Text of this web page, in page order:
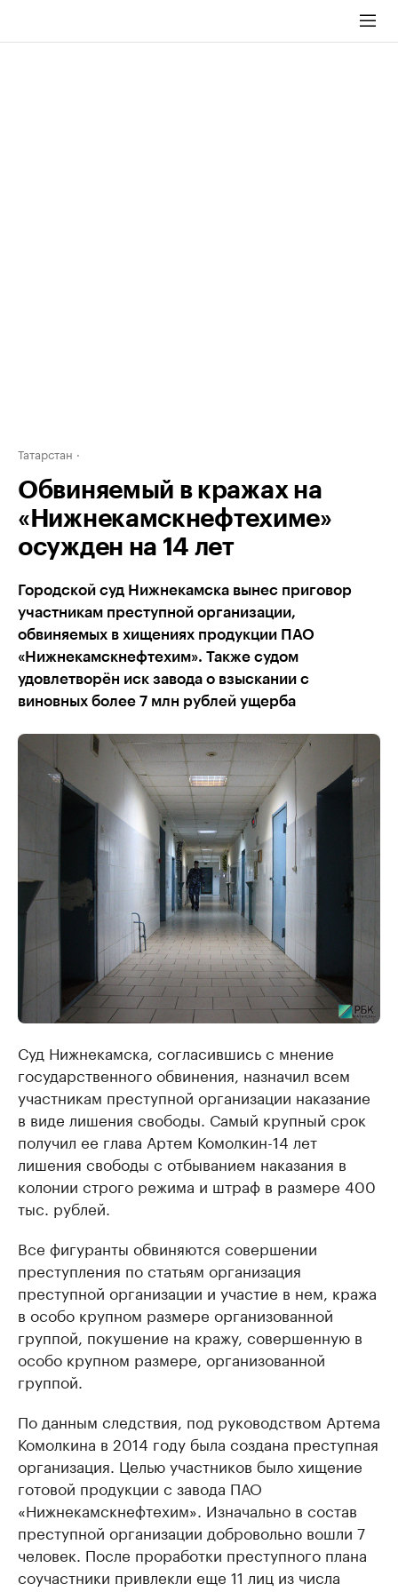
Татарстан
Обвиняемый в кражах на
«Нижнекамскнефтехиме»
осужден на 14 лет
Городской суд Нижнекамска вынес приговор
участникам преступной организации,
обвиняемых в хищениях продукции ПАО
«Нижнекамскнефтехим». Также судом
удовлетворён иск завода о взыскании с
виновных более 7 млн рублей ущерба
Суд Нижнекамска, согласившись с мнение
государственного обвинения, назначил всем
участникам преступной организации наказание
в виде лишения свободы. Самый крупный срок
получил ее глава Артем Комолкин-14 лет
лишения свободы с отбыванием наказания в
колонии строго режима и штраф в размере 400
тыс. рублей.
Все фигуранты обвиняются совершении
преступления по статьям организация
преступной организации и участие в нем, кража
в особо крупном размере организованной
группой, покушение на кражу, совершенную в
особо крупном размере, организованной
группой.
По данным следствия, под руководством Артема
Комолкина в 2014 году была создана преступная
организация. Целью участников было хищение
готовой продукции с завода ПАО
«Нижнекамскнефтехим». Изначально в состав
преступной организации добровольно вошли 7
человек. После проработки преступного плана
соучастники привлекли еще 11 лиц из числа